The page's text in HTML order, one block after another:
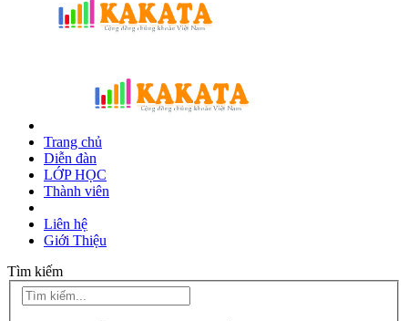
Trang chủ
Diễn đàn
LỚP HỌC
Thành viên
Liên hệ
Giới Thiệu
Tìm kiếm